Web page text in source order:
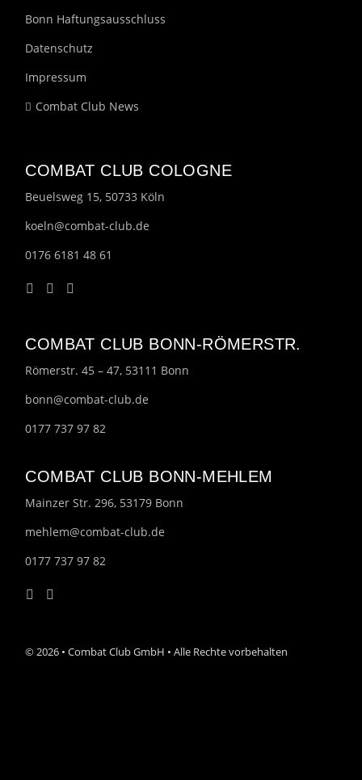
Bonn Haftungsausschluss
Datenschutz
Impressum
Combat Club News
COMBAT CLUB COLOGNE
Beuelsweg 15, 50733 Köln
koeln@combat-club.de
0176 6181 48 61
COMBAT CLUB BONN-RÖMERSTR.
Römerstr. 45 – 47, 53111 Bonn
bonn@combat-club.de
0177 737 97 82
COMBAT CLUB BONN-MEHLEM
Mainzer Str. 296, 53179 Bonn
mehlem@combat-club.de
0177 737 97 82
© 2026 • Combat Club GmbH • Alle Rechte vorbehalten